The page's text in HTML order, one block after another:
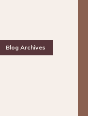
Blog Archives